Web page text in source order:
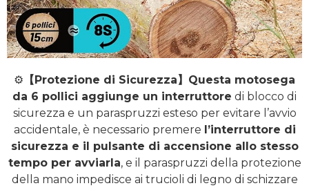
⚙️ 【Protezione di Sicurezza】Questa motosega
da 6 pollici aggiunge un interruttore di blocco di
sicurezza e un paraspruzzi esteso per evitare l’avvio
accidentale, è necessario premere l’interruttore di
sicurezza e il pulsante di accensione allo stesso
tempo per avviarla, e il paraspruzzi della protezione
della mano impedisce ai trucioli di legno di schizzare